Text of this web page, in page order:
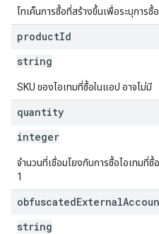
โทเค็นการซื้อที่สร้างขึ้นเพื่อระบุการซื้
productId
string
SKU ของไอเทมที่ซื้อในแอป อาจไม่มี
quantity
integer
จำนวนที่เชื่อมโยงกับการซื้อไอเทมที่ซื้
1
obfuscatedExternal
string